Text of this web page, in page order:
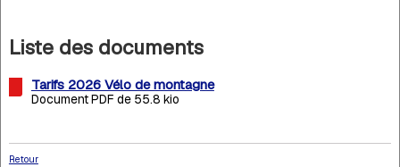
Liste des documents
Tarifs 2026 Vélo de montagne
Document PDF de 55.8 kio
Retour